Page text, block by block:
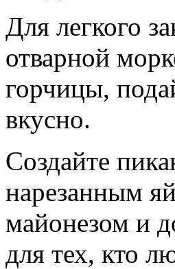
Для легкого
отварной
горчицы,
вкусно.
Создайте
нарезанным
майонезом и
для тех, кто